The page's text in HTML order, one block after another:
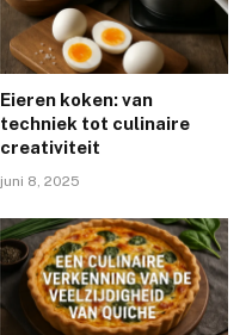
Eieren koken: van
techniek tot culinaire
creativiteit
juni 8, 2025